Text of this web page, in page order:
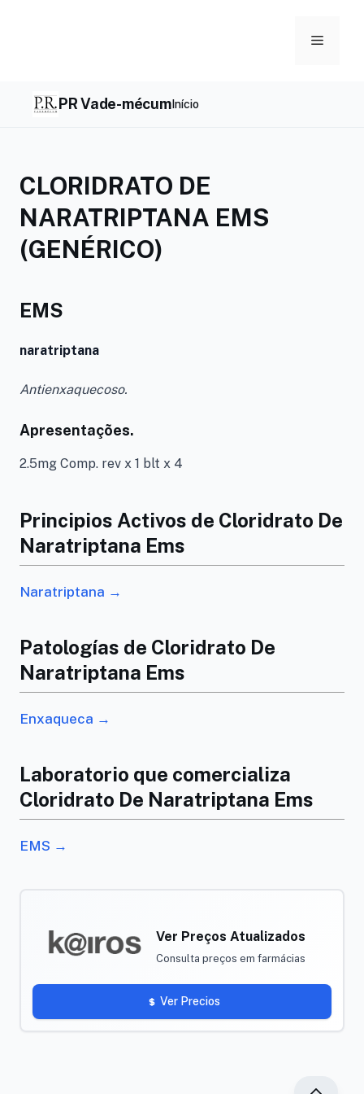
Menu
PR Vade-mécumInício
CLORIDRATO DE
NARATRIPTANA EMS
(GENÉRICO)
EMS
naratriptana
Antienxaquecoso.
Apresentações.
2.5mg Comp. rev x 1 blt x 4
Principios Activos de Cloridrato De
Naratriptana Ems
Naratriptana →
Patologías de Cloridrato De
Naratriptana Ems
Enxaqueca →
Laboratorio que comercializa
Cloridrato De Naratriptana Ems
EMS →
Ver Preços Atualizados
Consulta preços em farmácias
Ver Precios